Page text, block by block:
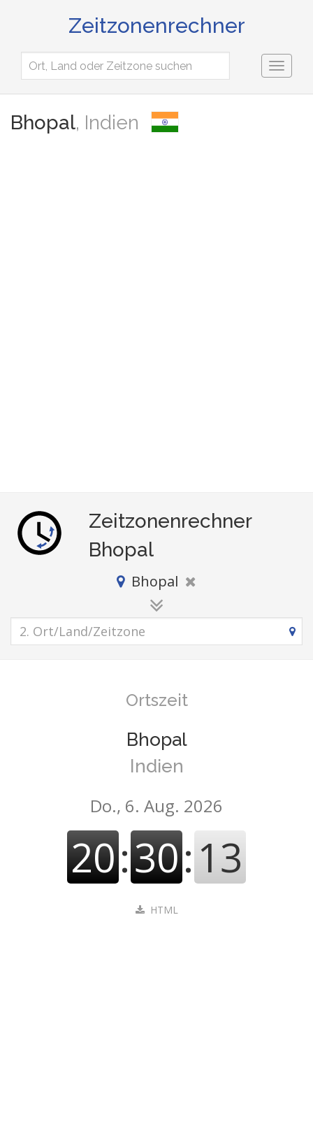
Zeitzonenrechner
Toggle
Bhopal, Indien
Zeitzonenrechner
Bhopal
Bhopal
Ortszeit
Bhopal
Indien
Do., 6. Aug. 2026
20:30:14
HTML